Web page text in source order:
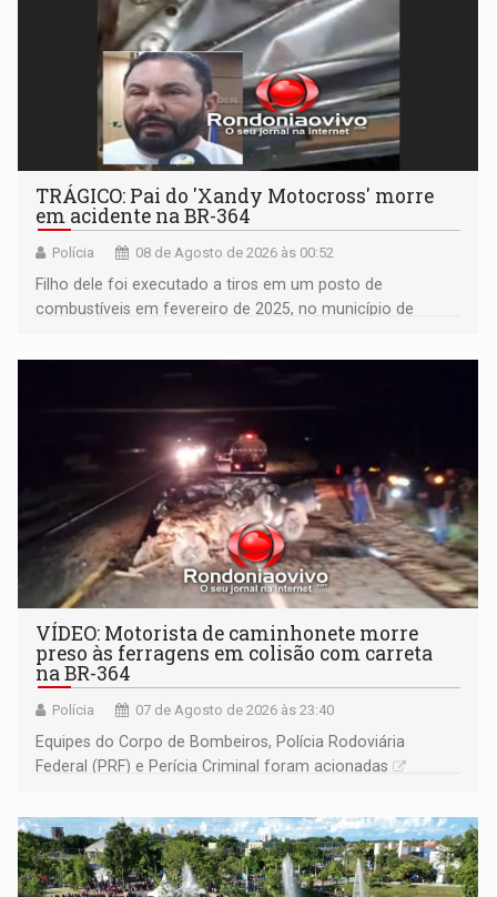
TRÁGICO: Pai do 'Xandy Motocross' morre
em acidente na BR-364
Polícia 08 de Agosto de 2026 às 00:52
Filho dele foi executado a tiros em um posto de
combustíveis em fevereiro de 2025, no município de
VÍDEO: Motorista de caminhonete morre
preso às ferragens em colisão com carreta
na BR-364
Polícia 07 de Agosto de 2026 às 23:40
Equipes do Corpo de Bombeiros, Polícia Rodoviária
Federal (PRF) e Perícia Criminal foram acionadas